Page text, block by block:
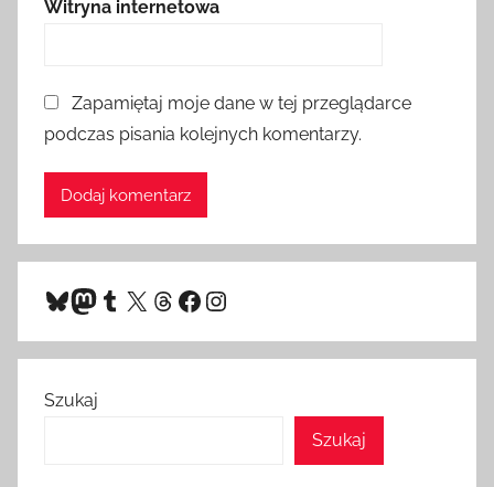
Witryna internetowa
Zapamiętaj moje dane w tej przeglądarce
podczas pisania kolejnych komentarzy.
Bluesky
Mastodon
Tumblr
X Threads
Facebook
Instagram
Szukaj
Szukaj